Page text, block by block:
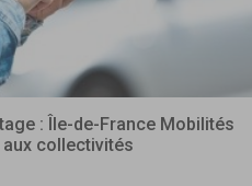
: Île-de-France Mobilités
aux collectivités